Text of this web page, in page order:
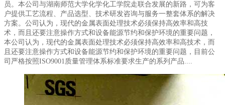
员。本公司与湖南师范大学化学化工学院走联合发展的新路，可为客
户提供工艺流程、产品选型、技术研发咨询与服务一整套体系的解决
方案。公司认为，现代的金属表面处理技术必须保持高效率和高技
术，而且还要注意操作方式和设备能源节约和保护环境的重要问题，
本公司认为，现代的金属表面处理技术必须保持高效率和高技术，而
且还要注意操作方式和设备能源节约和保护环境的重要问题，目前公
司严格按照ISO9001质量管理体系标准要求生产的系列产品....